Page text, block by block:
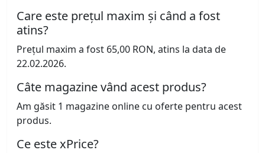
Care este prețul maxim și când a fost
atins?
Prețul maxim a fost 65,00 RON, atins la data de
22.02.2026.
Câte magazine vând acest produs?
Am găsit 1 magazine online cu oferte pentru acest
produs.
Ce este xPrice?